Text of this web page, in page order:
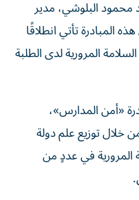
محمود البلوشي، مدير
المبادرة تأتي انطلاقًا
المرورية لدى الطلبة
«أمن المدارس»،
خلال توزيع علم دولة
المرورية في عددٍ من